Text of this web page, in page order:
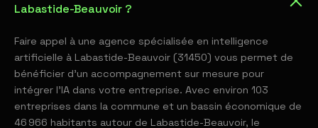
Labastide-Beauvoir ?
Faire appel à une agence spécialisée en intelligence
artificielle à Labastide-Beauvoir (31450) vous permet de
bénéficier d'un accompagnement sur mesure pour
intégrer l'IA dans votre entreprise. Avec environ 103
entreprises dans la commune et un bassin économique de
46 966 habitants autour de Labastide-Beauvoir, le